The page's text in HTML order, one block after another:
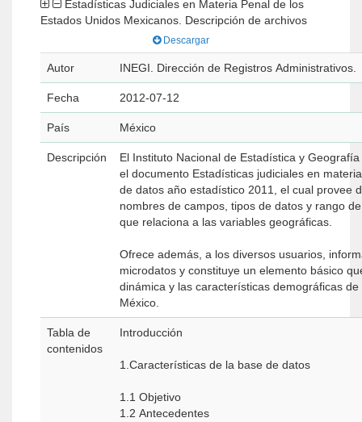
Estados Unidos Mexicanos. Descripción de archivos
Descargar
Autor INEGI. Dirección de Registros Administrativos.
Fecha 2012-07-12
País México
Descripción
El Instituto Nacional de Estadística y
el documento Estadísticas judiciales en
de datos año estadístico 2011, el cual provee
nombres de campos, tipos de datos y rango
que relaciona a las variables geográficas.
Ofrece además, a los diversos usuarios,
microdatos y constituye un elemento básico
dinámica y las características demográficas
México.
Tabla de
contenidos
Introducción
1.Características de la base de datos
1.1 Objetivo
1.2 Antecedentes